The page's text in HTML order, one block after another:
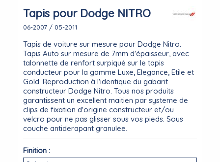
Tapis pour Dodge NITRO
06-2007 / 05-2011
Tapis de voiture sur mesure pour Dodge Nitro.
Tapis Auto sur mesure de 7mm d'épaisseur, avec
talonnette de renfort surpiqué sur le tapis
conducteur pour la gamme Luxe, Elegance, Etile et
Gold. Reproduction à l'identique du gabarit
constructeur Dodge Nitro. Tous nos produits
garantissent un excellent maitien par systeme de
clips de fixation d'origine constructeur et/ou
velcro pour ne pas glisser sous vos pieds. Sous
couche antiderapant granulee.
Finition :